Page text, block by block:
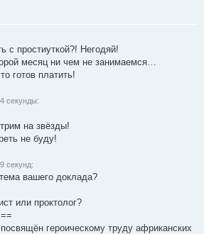
с простиуткой?! Негодяй!
месяц ни чем не занимаемся…
готов платить!
секунды:
на звёзды!
не буду!
секунд:
вашего доклада?
или проктолог?
героическому труду африканских